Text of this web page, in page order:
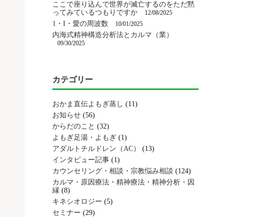
ここで座り込んで世界が滅亡するのをただ黙
ってみているつもりですか
12/08/2025
1・I・愛の周波数 10/01/2025
内海式精神構造分析法とカルマ（業）
09/30/2025
カテゴリー
おかま直伝よもぎ蒸し (11)
お知らせ (56)
からだのこと (32)
よもぎ足湯・よもぎ (1)
アダルトチルドレン（AC）
(13)
インタビュー記事 (1)
カウンセリング・相談・宗教悩み相談 (124)
カルマ・原因療法・精神療法・精神分析・因
縁 (8)
キネシオロジー (5)
セミナー (29)